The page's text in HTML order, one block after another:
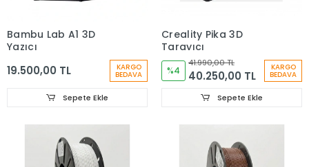
Bambu Lab A1 3D
Yazıcı
19.500,00 TL KARGO
BEDAVA
Sepete Ekle
Creality Pika 3D
Tarayıcı
%4
41.990,00 TL
40.250,00 TL
KARGO
BEDAVA
Sepete Ekle